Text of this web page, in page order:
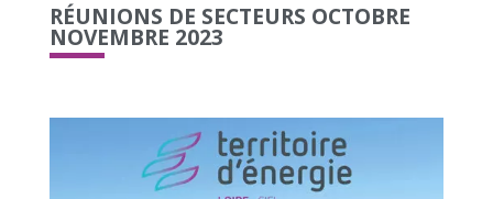
RÉUNIONS DE SECTEURS OCTOBRE
NOVEMBRE 2023